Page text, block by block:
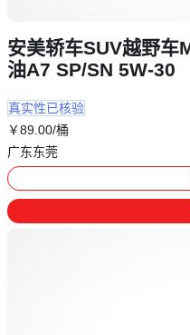
安美轿车SUV越野车
油A7 SP/SN 5W-30
真实性已核验
￥89 .00/桶
广东东莞